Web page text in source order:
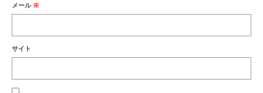
メール ※
サイト